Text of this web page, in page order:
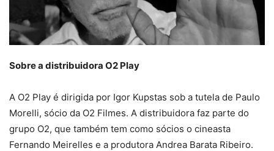
Sobre a distribuidora O2 Play
A O2 Play é dirigida por Igor Kupstas sob a tutela de Paulo
Morelli, sócio da O2 Filmes. A distribuidora faz parte do
grupo O2, que também tem como sócios o cineasta
Fernando Meirelles e a produtora Andrea Barata Ribeiro.